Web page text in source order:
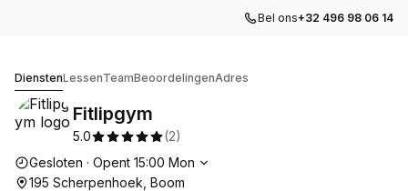
Bel ons+32 496 98 06 14
DienstenLessenTeamBeoordelingenAdres
Fitlipgym
5.0 (2)
Openingstijden
Gesloten · Opent 15:00 Mon
195 Scherpenhoek, Boom